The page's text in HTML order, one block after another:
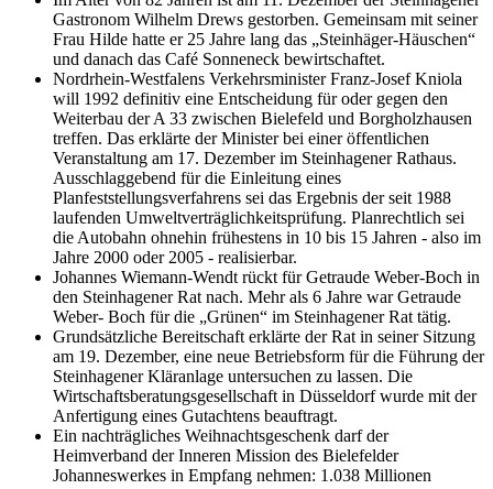
Gastronom Wilhelm Drews gestorben. Gemeinsam mit seiner
Frau Hilde hatte er 25 Jahre lang das „Steinhäger-Häuschen“
und danach das Café Sonneneck bewirtschaftet.
Nordrhein-Westfalens Verkehrsminister Franz-Josef Kniola
will 1992 definitiv eine Entscheidung für oder gegen den
Weiterbau der A 33 zwischen Bielefeld und Borgholzhausen
treffen. Das erklärte der Minister bei einer öffentlichen
Veranstaltung am 17. Dezember im Steinhagener Rathaus.
Ausschlaggebend für die Einleitung eines
Planfeststellungsverfahrens sei das Ergebnis der seit 1988
laufenden Umweltverträglichkeitsprüfung. Planrechtlich sei
die Autobahn ohnehin frühestens in 10 bis 15 Jahren - also im
Jahre 2000 oder 2005 - realisierbar.
Johannes Wiemann-Wendt rückt für Getraude Weber-Boch in
den Steinhagener Rat nach. Mehr als 6 Jahre war Getraude
Weber- Boch für die „Grünen“ im Steinhagener Rat tätig.
Grundsätzliche Bereitschaft erklärte der Rat in seiner Sitzung
am 19. Dezember, eine neue Betriebsform für die Führung der
Steinhagener Kläranlage untersuchen zu lassen. Die
Wirtschaftsberatungsgesellschaft in Düsseldorf wurde mit der
Anfertigung eines Gutachtens beauftragt.
Ein nachträgliches Weihnachtsgeschenk darf der
Heimverband der Inneren Mission des Bielefelder
Johanneswerkes in Empfang nehmen: 1.038 Millionen